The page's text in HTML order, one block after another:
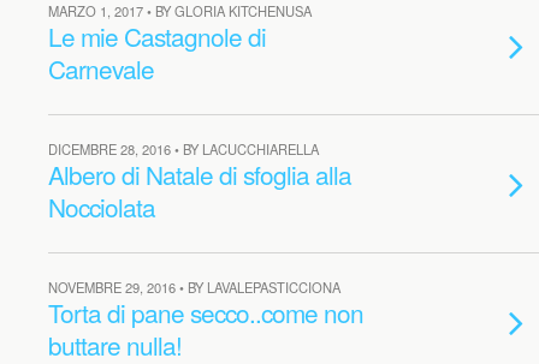
MARZO 1, 2017 • BY GLORIA KITCHENUSA
Le mie Castagnole di
Carnevale
DICEMBRE 28, 2016 • BY LACUCCHIARELLA
Albero di Natale di sfoglia alla
Nocciolata
NOVEMBRE 29, 2016 • BY LAVALEPASTICCIONA
Torta di pane secco..come non
buttare nulla!